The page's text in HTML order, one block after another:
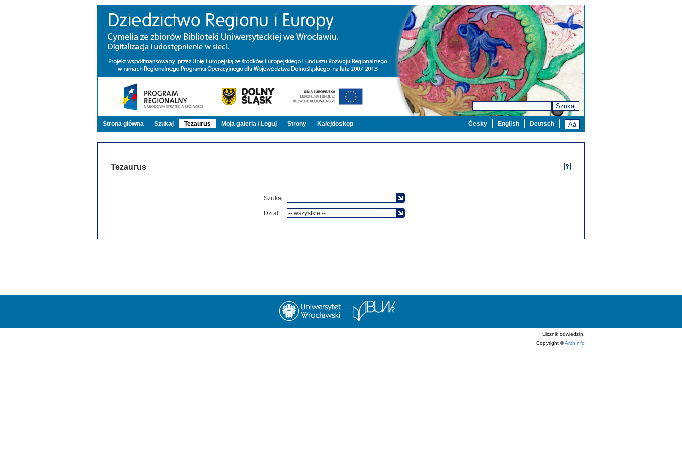
Szukaj
Strona główna Szukaj Tezaurus Moja galeria / Loguj Strony Kalejdoskop Deutsch
English
Česky
Tezaurus
Szukaj:
Dział:
Licznik odwiedzin:
Copyright ©ArchInfo